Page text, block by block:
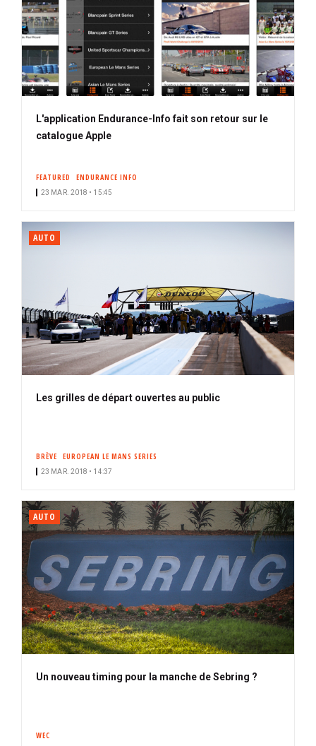
L'application Endurance-Info fait son retour sur le
catalogue Apple
FEATURED ENDURANCE INFO
23 MAR. 2018 • 15:45
AUTO
Les grilles de départ ouvertes au public
BRÈVE EUROPEAN LE MANS SERIES
23 MAR. 2018 • 14:37
AUTO
Un nouveau timing pour la manche de Sebring ?
WEC